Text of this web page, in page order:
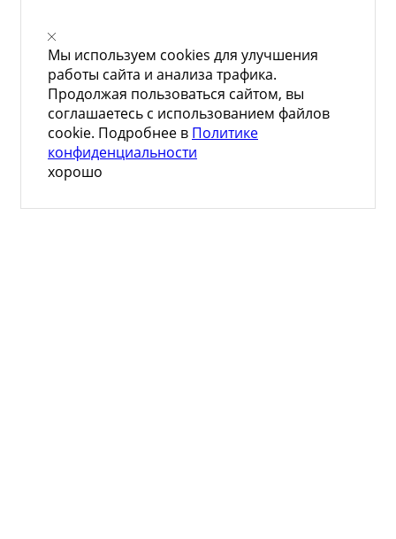
Мы используем cookies для улучшения
работы сайта и анализа трафика.
Продолжая пользоваться сайтом, вы
соглашаетесь с использованием файлов
cookie. Подробнее в Политике
конфиденциальности
хорошо